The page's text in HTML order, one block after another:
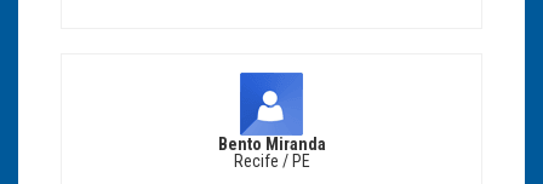
Bento Miranda
Recife / PE